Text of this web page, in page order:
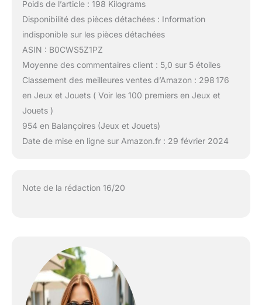
Poids de l’article : 198 Kilograms
Disponibilité des pièces détachées : Information
indisponible sur les pièces détachées
ASIN : B0CWS5Z1PZ
Moyenne des commentaires client : 5,0 sur 5 étoiles
Classement des meilleures ventes d’Amazon : 298 176
en Jeux et Jouets ( Voir les 100 premiers en Jeux et
Jouets )
954 en Balançoires (Jeux et Jouets)
Date de mise en ligne sur Amazon.fr : 29 février 2024
Note de la rédaction 16/20